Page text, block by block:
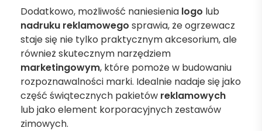
Dodatkowo, możliwość naniesienia logo lub
nadruku reklamowego sprawia, że ogrzewacz
staje się nie tylko praktycznym akcesorium, ale
również skutecznym narzędziem
marketingowym, które pomoże w budowaniu
rozpoznawalności marki. Idealnie nadaje się jako
część świątecznych pakietów reklamowych
lub jako element korporacyjnych zestawów
zimowych.